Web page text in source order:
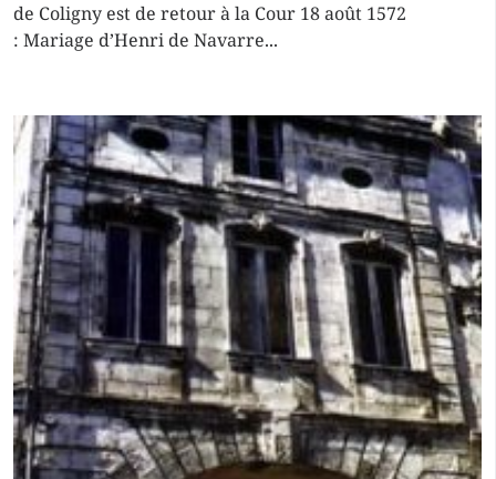
de Coligny est de retour à la Cour 18 août 1572
: Mariage d’Henri de Navarre...